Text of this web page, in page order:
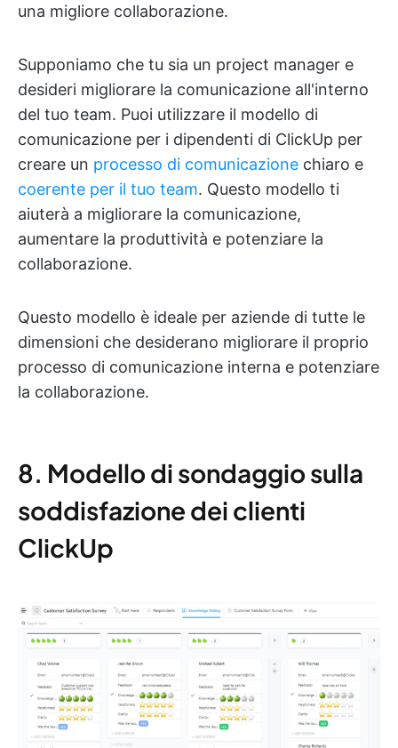
una migliore collaborazione.
Supponiamo che tu sia un project manager e
desideri migliorare la comunicazione all'interno
del tuo team. Puoi utilizzare il modello di
comunicazione per i dipendenti di ClickUp per
creare un processo di comunicazione chiaro e
coerente per il tuo team. Questo modello ti
aiuterà a migliorare la comunicazione,
aumentare la produttività e potenziare la
collaborazione.
Questo modello è ideale per aziende di tutte le
dimensioni che desiderano migliorare il proprio
processo di comunicazione interna e potenziare
la collaborazione.
8. Modello di sondaggio sulla
soddisfazione dei clienti
ClickUp